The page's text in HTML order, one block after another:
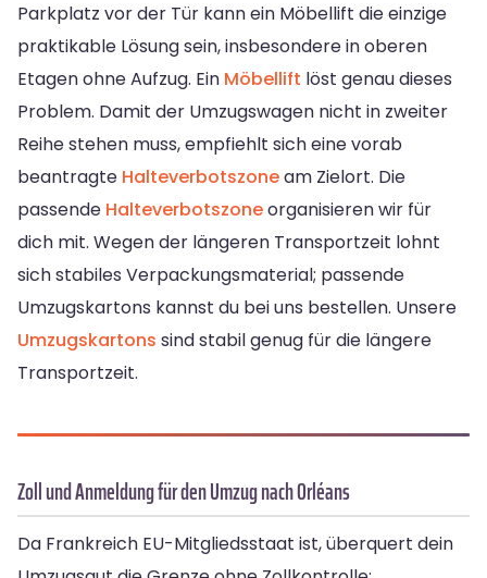
Parkplatz vor der Tür kann ein Möbellift die einzige
praktikable Lösung sein, insbesondere in oberen
Etagen ohne Aufzug. Ein Möbellift löst genau dieses
Problem. Damit der Umzugswagen nicht in zweiter
Reihe stehen muss, empfiehlt sich eine vorab
beantragte Halteverbotszoneam Zielort. Die
passende Halteverbotszoneorganisieren wir für
dich mit. Wegen der längeren Transportzeit lohnt
sich stabiles Verpackungsmaterial; passende
Umzugskartons kannst du bei uns bestellen. Unsere
Umzugskartons sind stabil genug für die längere
Transportzeit.
Zoll und Anmeldung für den Umzug nach Orléans
Da Frankreich EU-Mitgliedsstaat ist, überquert dein